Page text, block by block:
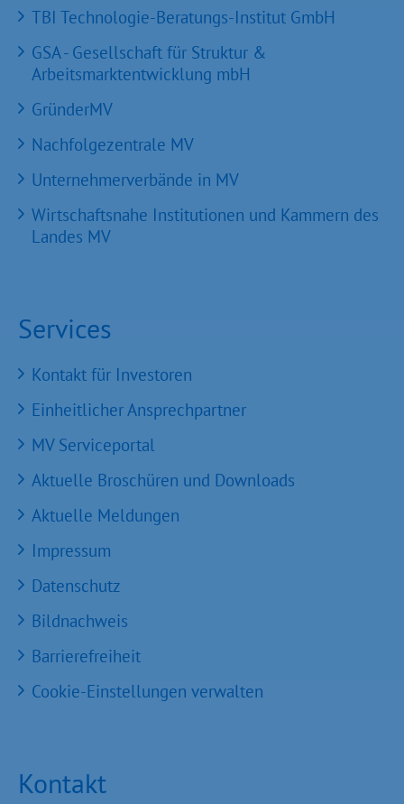
TBI Technologie-Beratungs-Institut GmbH
GSA - Gesellschaft für Struktur &
Arbeitsmarktentwicklung mbH
GründerMV
Nachfolgezentrale MV
Unternehmerverbände in MV
Wirtschaftsnahe Institutionen und Kammern des
Landes MV
Services
Kontakt für Investoren
Einheitlicher Ansprechpartner
MV Serviceportal
Aktuelle Broschüren und Downloads
Aktuelle Meldungen
Impressum
Datenschutz
Bildnachweis
Barrierefreiheit
Cookie-Einstellungen verwalten
Kontakt